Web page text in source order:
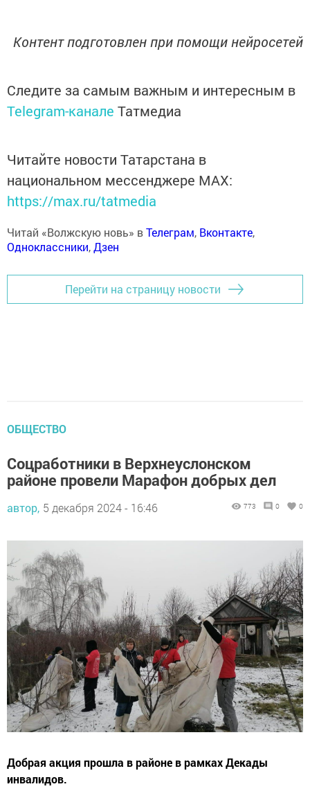
Контент подготовлен при помощи нейросетей
Следите за самым важным и интересным в
Telegram-канале Татмедиа
Читайте новости Татарстана в
национальном мессенджере MАХ:
https://max.ru/tatmedia
Читай «Волжскую новь» вТелеграм, Вконтакте,
Одноклассники,Дзен
Перейти на страницу новости
ОБЩЕСТВО
Соцработники в Верхнеуслонском
районе провели Марафон добрых дел
автор, 5 декабря 2024 - 16:46 773 0 0
Добрая акция прошла в районе в рамках Декады
инвалидов.